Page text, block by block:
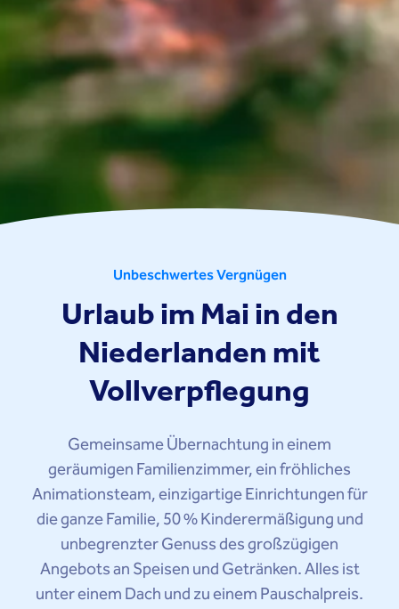
Unbeschwertes Vergnügen
Urlaub im Mai in den
Niederlanden mit
Vollverpflegung
Gemeinsame Übernachtung in einem
geräumigen Familienzimmer, ein fröhliches
Animationsteam, einzigartige Einrichtungen für
die ganze Familie, 50 % Kinderermäßigung und
unbegrenzter Genuss des großzügigen
Angebots an Speisen und Getränken. Alles ist
unter einem Dach und zu einem Pauschalpreis.